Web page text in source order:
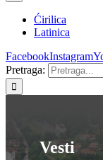
Ćirilica
Latinica
FacebookInstagram
Pretraga:
Vesti